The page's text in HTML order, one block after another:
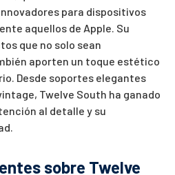
para dispositivos
aquellos de Apple. Su
que no solo sean
aporten un toque estético
Desde soportes elegantes
Twelve South ha ganado
al detalle y su
sobre Twelve